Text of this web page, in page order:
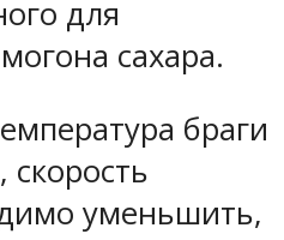
для
сахара.
браги
скорость
уменьшить,